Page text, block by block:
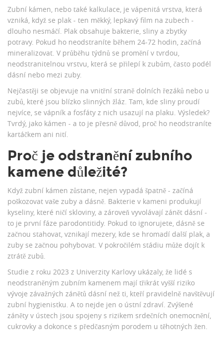
Zubní kámen, nebo také kalkulace, je vápenitá vrstva, která
vzniká, když se plak - ten měkký, lepkavý film na zubech -
dlouho nesmáčí. Plak obsahuje bakterie, sliny a zbytky
potravy. Pokud ho neodstraníte během 24-72 hodin, začíná
mineralizovat. V průběhu týdnů se promění v tvrdou,
neodstranitelnou vrstvu, která se přilepí k zubům, často podél
dásní nebo mezi zuby.
Nejčastěji se objevuje na vnitřní straně dolních řezáků nebo u
zubů, které jsou blízko slinných žláz. Tam, kde sliny proudí
nejvíce, se vápník a fosfáty z nich usazují na plaku. Výsledek?
Tvrdý, jako kámen - a to je přesně důvod, proč ho neodstraníte
kartáčkem ani nití.
Proč je odstranění zubního
kamene důležité?
Když zubní kámen zůstane, nejen vypadá špatně - začíná
poškozovat vaše zuby a dásně. Bakterie v kameni produkují
kyseliny, které ničí skloviny, a zároveň vyvolávají zánět dásní -
to je první fáze parodontitidy. Pokud to ignorujete, dásně se
začnou stahovat, vznikají mezery, kde se hromadí další plak, a
zuby se začnou pohybovat. V pokročilém stádiu může dojít k
ztrátě zubů.
Studie z roku 2023 z Univerzity Karlovy ukázaly, že lidé s
neodstraněným zubním kamenem mají třikrát vyšší riziko
vývoje závažných zánětů dásní než ti, kteří pravidelně navštěvují
zubní hygienistku. A to nejde jen o ústní zdraví. Zvýšené
záněty v ústech jsou spojeny s rizikem srdečních onemocnění,
cukrovky a dokonce s předčasným porodem u těhotných žen.